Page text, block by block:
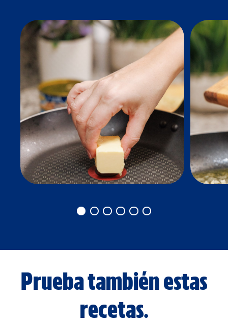
Prueba también estas
recetas.